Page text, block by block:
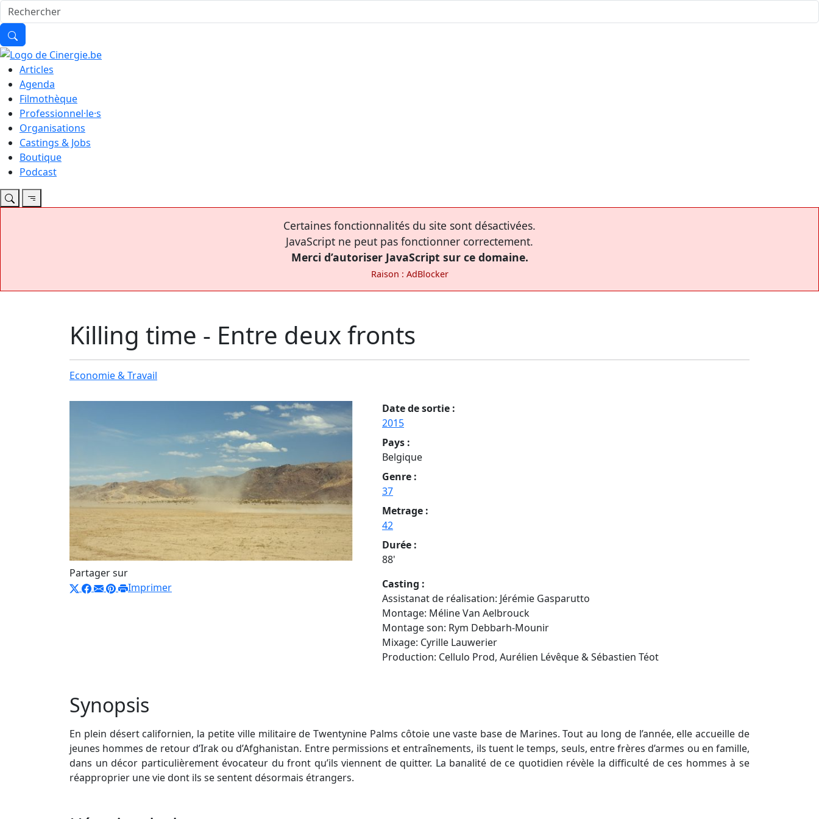
Articles
Agenda
Filmothèque
Professionnel·le·s
Organisations
Castings & Jobs
Boutique
Podcast
Certaines fonctionnalités du site sont désactivées.
JavaScript ne peut pas fonctionner correctement.
Merci d’autoriser JavaScript sur ce domaine.
Raison : AdBlocker
Killing time - Entre deux fronts
Economie & Travail
Partager sur
Imprimer
Date de sortie :
2015
Pays :
Belgique
Genre :
37
Metrage :
42
Durée :
88'
Casting :
Assistanat de réalisation: Jérémie Gasparutto
Montage: Méline Van Aelbrouck
Montage son: Rym Debbarh-Mounir
Mixage: Cyrille Lauwerier
Production: Cellulo Prod, Aurélien Lévêque & Sébastien Téot
Synopsis
En plein désert californien, la petite ville militaire de Twentynine Palms côtoie une vaste base de Marines. Tout au long de l’année, elle accueille de
jeunes hommes de retour d’Irak ou d’Afghanistan. Entre permissions et entraînements, ils tuent le temps, seuls, entre frères d’armes ou en famille,
dans un décor particulièrement évocateur du front qu’ils viennent de quitter. La banalité de ce quotidien révèle la difficulté de ces hommes à se
réapproprier une vie dont ils se sentent désormais étrangers.